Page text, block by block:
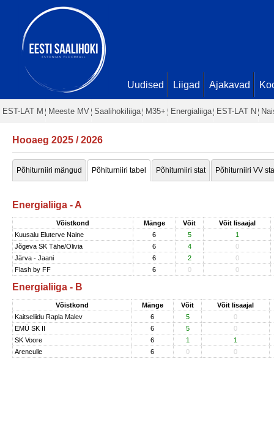
Uudised Liigad Ajakavad
EST-LAT M Meeste MV Saalihokiliiga M35+ Energialiiga EST-LAT N
Hooaeg 2025 / 2026
Põhiturniiri mängud Põhiturniiri tabel Põhiturniiri stat Põhiturniiri VV
Energialiiga - A
Võistkond Mänge Võit
Võit lisaajal
Kuusalu Eluterve Naine
6 5
1
Jõgeva SK Tähe/Olivia
6 4
0
Järva - Jaani
6 2
0
Flash by FF
6 0 0
Energialiiga - B
Võistkond Mänge Võit
Võit lisaajal
Kaitseliidu Rapla Malev
6 5
0
EMÜ SK II
6 5
0
SK Voore
6 1
1
Arenculle
6 0 0